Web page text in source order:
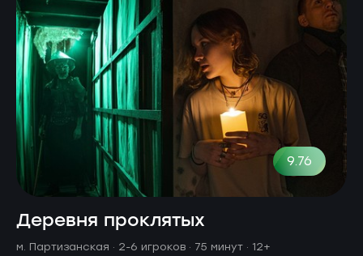
9.76
Деревня проклятых
м. Партизанская · 2-6 игроков · 75 минут · 12+